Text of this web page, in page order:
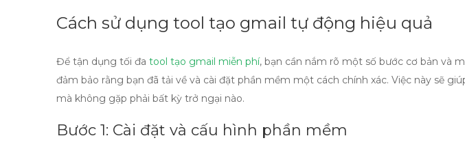
Cách sử dụng tool tạo gmail tự động hiệu quả
Để tận dụng tối đa tool tạo gmail miễn phí, bạn cần nắm rõ một số bước cơ bản và
đảm bảo rằng bạn đã tải về và cài đặt phần mềm một cách chính xác. Việc này sẽ
mà không gặp phải bất kỳ trở ngại nào.
Bước 1: Cài đặt và cấu hình phần mềm